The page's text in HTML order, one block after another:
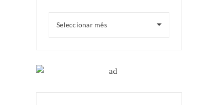
Seleccionar mês